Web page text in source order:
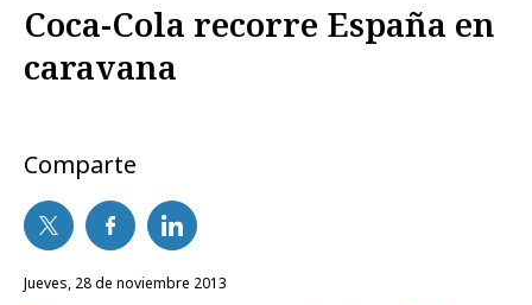
Coca-Cola recorre España en
caravana
Comparte
jueves, 28 de noviembre 2013